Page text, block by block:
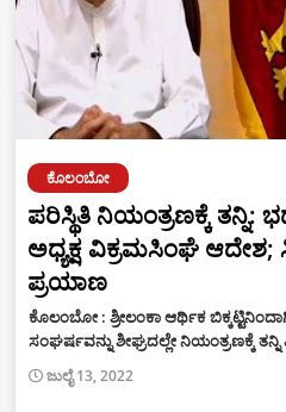
ಕೊಲಂಬೋ
ಪರಿಸ್ಥಿತಿ ನಿಯಂತ್ರಣಕ್ಕೆ ತನ್ನಿ:
ಅಧ್ಯಕ್ಷ ವಿಕ್ರಮಸಿಂಘೆ
ಪ್ರಯಾಣ
ಕೊಲಂಬೋ : ಶ್ರೀಲಂಕಾ ಆರ್ಥಿಕ
ಸಂಘರ್ಷವನ್ನು ಶೀಘ್ರದಲ್ಲೇ ನಿಯಂತ್ರಣಕ್ಕೆ
ಜುಲೈ 13, 2022